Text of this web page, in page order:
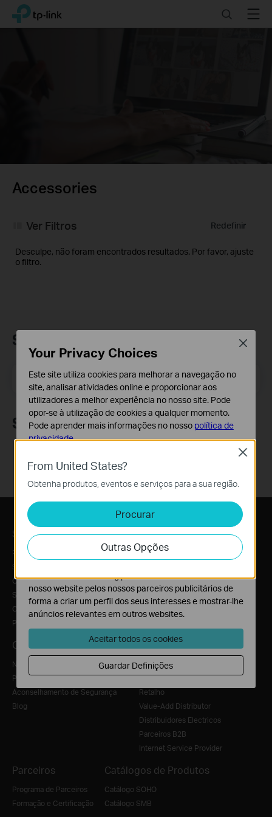
ClickTP-Link, Reliably Smart SearchMenu
Accessories
Redefinir
Ver Filtros
Desculpe, não foram encontrados resultados. Por favor, ajuste
o filtro.
Subscrição
Email Address Inscreva-se
Siga-nos
Sobre Nós
Perfil Corporativo
Sobre Nós
O Nosso Compromisso de Segurança
Sustentabilidade
Contacte-nos
Política de Privacidade
Comunicado de imprensa
Notícias
Prémios
Aconselhamento de Segurança
Blog
Onde Comprar
Distribuidores
E-commerce
Retalho
Value-Add Distributor
Distribuidores Electricos
Parceiros B2B
Internet Service Provider
Parceiros
Programa de Parceiros
Formação e Certificação
Catálogos de Produtos
Catálogo SOHO
Catálogo SMB
From United States?
Obtenha produtos, eventos e serviços para a sua região.
Procurar
Outras Opções
Close
Your Privacy Choices
Este site utiliza cookies para melhorar a navegação no
site, analisar atividades online e proporcionar aos
utilizadores a melhor experiência no nosso site. Pode
opor-se à utilização de cookies a qualquer momento.
Pode aprender mais informações no nosso política de
privacidade.
Os cookies são necessários para o funcionamento do
website e não podem ser desativados nos seus
Cookies de Análise e Marketing
Os cookies de analise permite-nos analisar as suas
atividades no nosso website para melhorar e ajustar a
funcionalidade do nosso website.
O cookies de marketing podem ser definidos através do
nosso website pelos nossos parceiros publicitários de
forma a criar um perfil dos seus interesses e mostrar-lhe
anúncios relevantes em outros websites.
Aceitar todos os cookies
Guardar Definições
Close